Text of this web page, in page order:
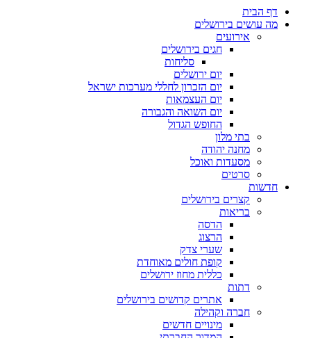
דף הבית
מה עושים בירושלים
אירועים
חגים בירושלים
סליחות
יום ירושלים
יום הזכרון לחללי מערכות ישראל
יום העצמאות
יום השואה והגבורה
החופש הגדול
בתי מלון
מחנה יהודה
מסעדות ואוכל
סרטים
חדשות
קצרים בירושלים
בריאות
הדסה
הרצוג
שערי צדק
קופת חולים מאוחדת
כללית מחוז ירושלים
דתות
אתרים קדושים בירושלים
חברה וקהילה
מינויים חדשים